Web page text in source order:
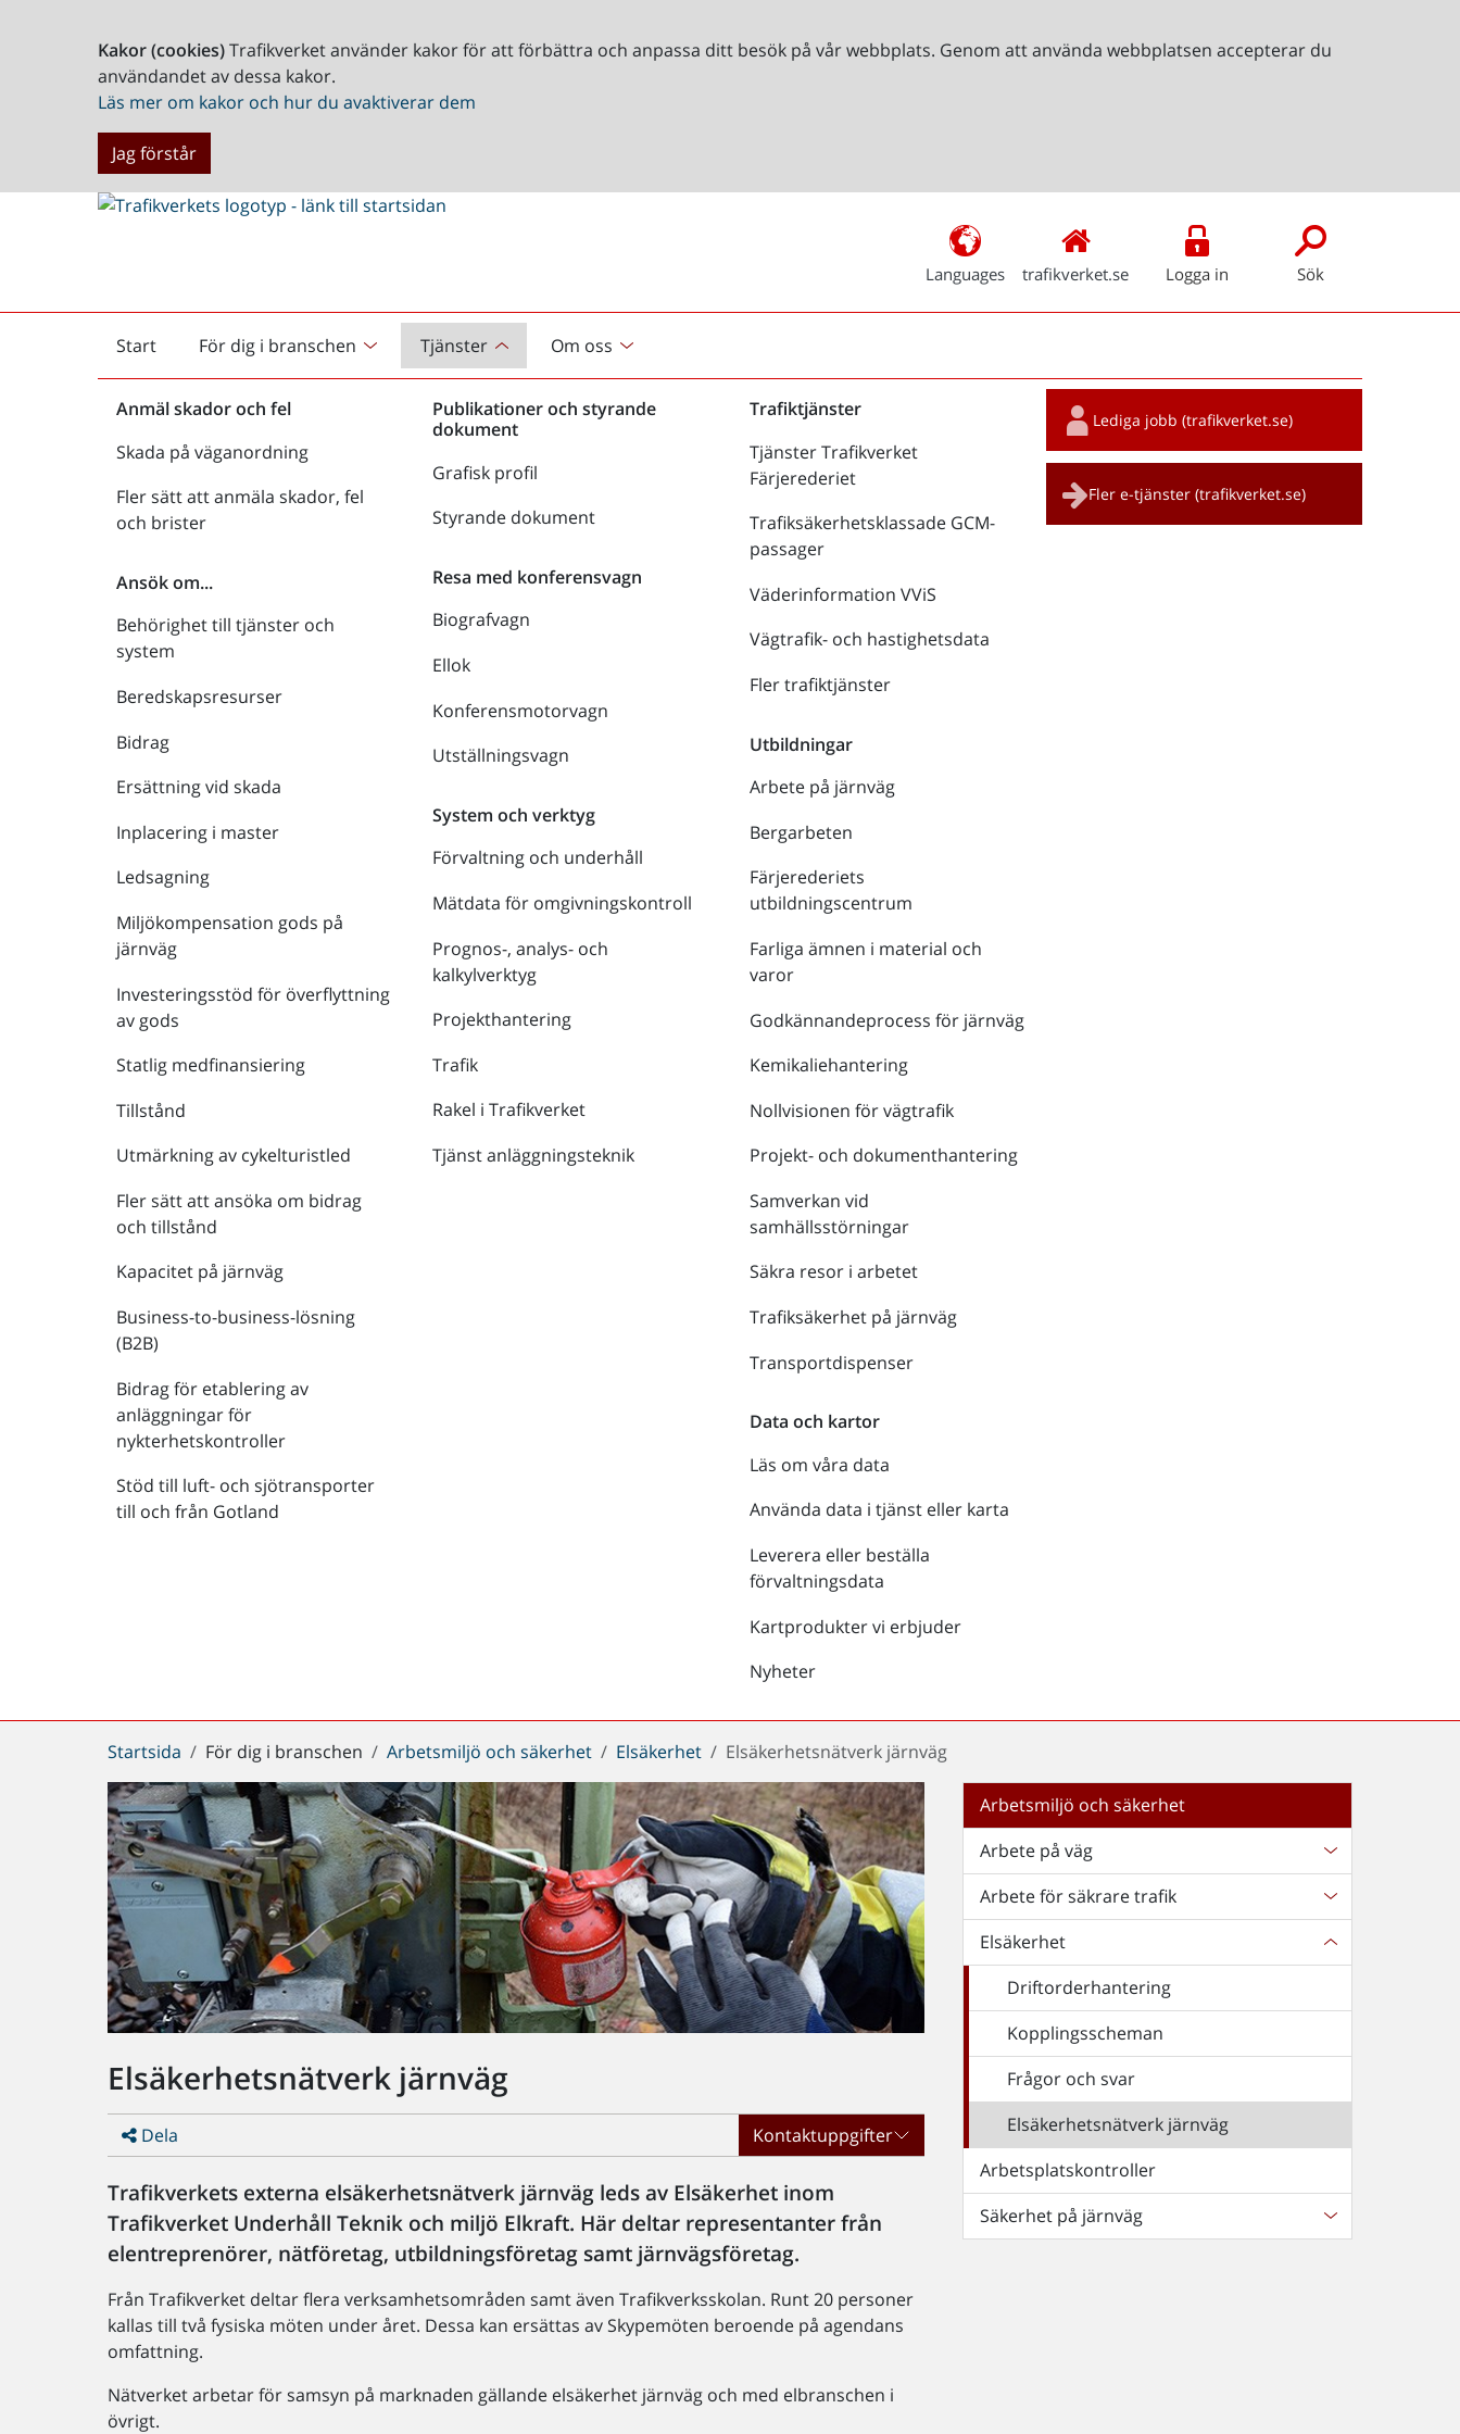
Kakor (cookies)Trafikverket använder kakor för att förbättra och anpassa ditt besök på vår webbplats. Genom att använda webbplatsen accepterar du
användandet av dessa kakor.
Läs mer om kakor och hur du avaktiverar dem
Jag förstår
Languages trafikverket.se Logga in Sök
Start
Startsida För dig i branschen Tjänster Om oss
Anmäl skador och fel
Skada på väganordning
Fler sätt att anmäla skador, fel
och brister
Ansök om...
Behörighet till tjänster och
system
Beredskapsresurser
Bidrag
Ersättning vid skada
Inplacering i master
Ledsagning
Miljökompensation gods på
järnväg
Investeringsstöd för överflyttning
av gods
Statlig medfinansiering
Tillstånd
Utmärkning av cykelturistled
Fler sätt att ansöka om bidrag
och tillstånd
Kapacitet på järnväg
Business-to-business-lösning
(B2B)
Bidrag för etablering av
anläggningar för
nykterhetskontroller
Stöd till luft- och sjötransporter
till och från Gotland
Publikationer och styrande
dokument
Grafisk profil
Styrande dokument
Resa med konferensvagn
Biografvagn
Ellok
Konferensmotorvagn
Utställningsvagn
System och verktyg
Förvaltning och underhåll
Mätdata för omgivningskontroll
Prognos-, analys- och
kalkylverktyg
Projekthantering
Trafik
Rakel i Trafikverket
Tjänst anläggningsteknik
Trafiktjänster
Tjänster Trafikverket
Färjerederiet
Trafiksäkerhetsklassade GCM-
passager
Väderinformation VViS
Vägtrafik- och hastighetsdata
Fler trafiktjänster
Utbildningar
Arbete på järnväg
Bergarbeten
Färjerederiets
utbildningscentrum
Farliga ämnen i material och
varor
Godkännandeprocess för järnväg
Kemikaliehantering
Nollvisionen för vägtrafik
Projekt- och dokumenthantering
Samverkan vid
samhällsstörningar
Säkra resor i arbetet
Trafiksäkerhet på järnväg
Transportdispenser
Data och kartor
Läs om våra data
Använda data i tjänst eller karta
Leverera eller beställa
förvaltningsdata
Kartprodukter vi erbjuder
Nyheter
Snabblänkar
Lediga jobb (trafikverket.se)
Fler e-tjänster (trafikverket.se)
Du
är
här:
Startsida För dig i branschen Arbetsmiljö och säkerhet Elsäkerhet Elsäkerhetsnätverk järnväg
Elsäkerhetsnätverk järnväg
Dela Kontaktuppgifter
Trafikverkets externa elsäkerhetsnätverk järnväg leds av Elsäkerhet inom
Trafikverket Underhåll Teknik och miljö Elkraft. Här deltar representanter från
elentreprenörer, nätföretag, utbildningsföretag samt järnvägsföretag.
Från Trafikverket deltar flera verksamhetsområden samt även Trafikverksskolan. Runt 20 personer
kallas till två fysiska möten under året. Dessa kan ersättas av Skypemöten beroende på agendans
omfattning.
Nätverket arbetar för samsyn på marknaden gällande elsäkerhet järnväg och med elbranschen i
övrigt.
Arbetsmiljö och säkerhet
Arbete på väg
Arbete för säkrare trafik
Elsäkerhet
Driftorderhantering
Kopplingsscheman
Frågor och svar
Elsäkerhetsnätverk järnväg
Arbetsplatskontroller
Säkerhet på järnväg